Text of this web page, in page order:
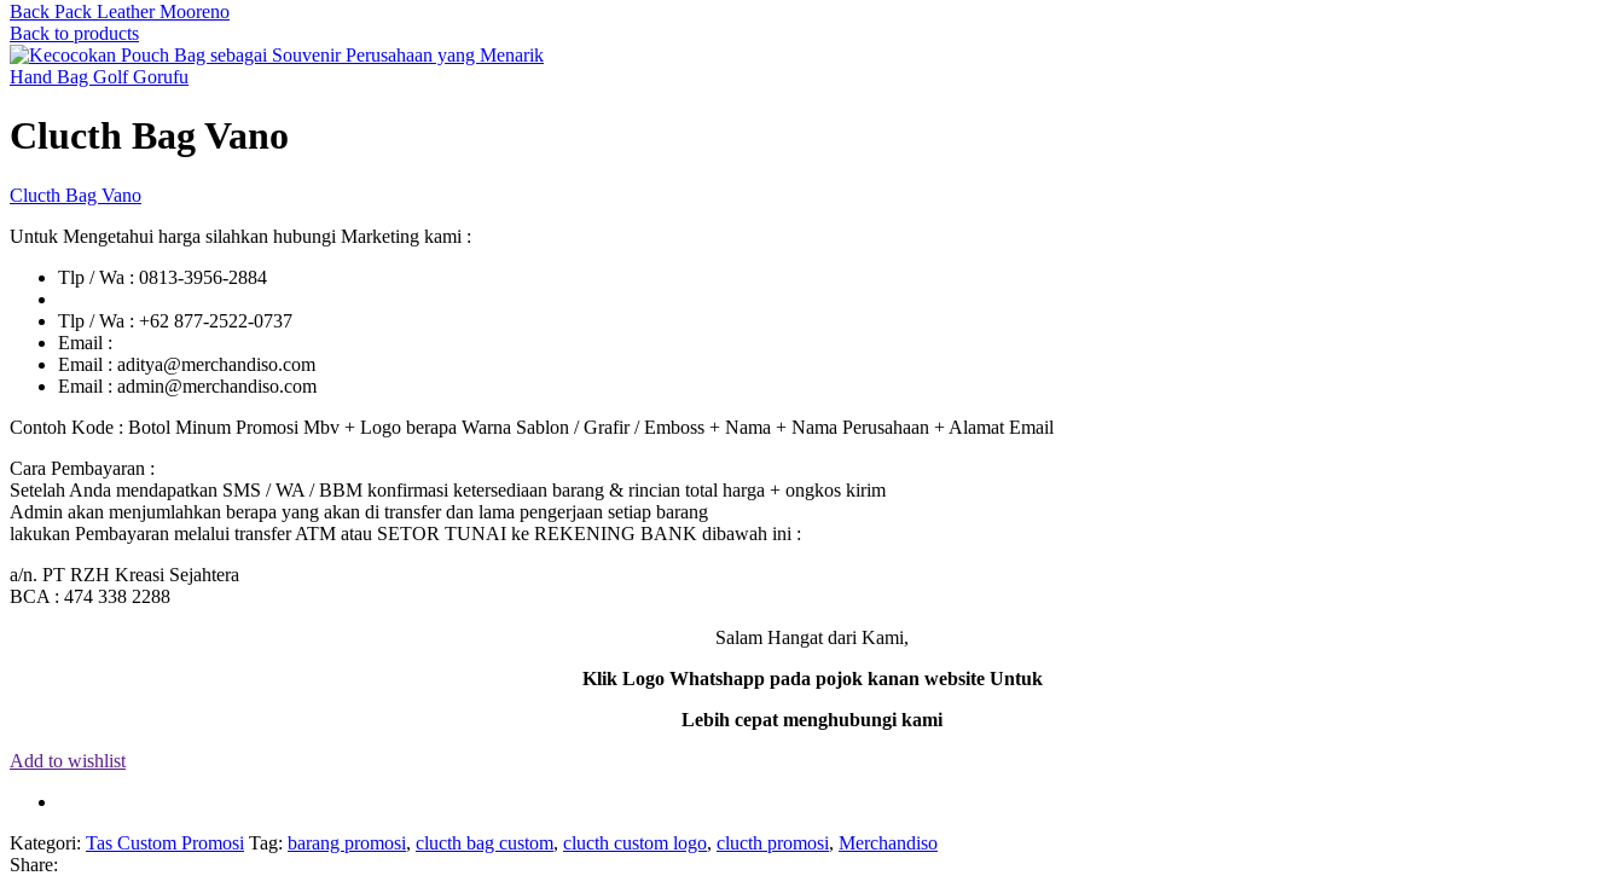
Back Pack Leather Mooreno
Back to products
Hand Bag Golf Gorufu
Clucth Bag Vano
Clucth Bag Vano
Untuk Mengetahui harga silahkan hubungi Marketing kami :
Tlp / Wa : 0813-3956-2884
Tlp / Wa : +62 877-2522-0737
Email :
Email : aditya@merchandiso.com
Email : admin@merchandiso.com
Contoh Kode : Botol Minum Promosi Mbv + Logo berapa Warna Sablon / Grafir / Emboss + Nama + Nama Perusahaan + Alamat Email
Cara Pembayaran :
Setelah Anda mendapatkan SMS / WA / BBM konfirmasi ketersediaan barang & rincian total harga + ongkos kirim
Admin akan menjumlahkan berapa yang akan di transfer dan lama pengerjaan setiap barang
lakukan Pembayaran melalui transfer ATM atau SETOR TUNAI ke REKENING BANK dibawah ini :
a/n. PT RZH Kreasi Sejahtera
BCA : 474 338 2288
Salam Hangat dari Kami,
Klik Logo Whatshapp pada pojok kanan website Untuk
Lebih cepat menghubungi kami
Add to wishlist
Kategori: Tas Custom Promosi Tag: barang promosi, clucth bag custom, clucth custom logo, clucth promosi, Merchandiso
Share: